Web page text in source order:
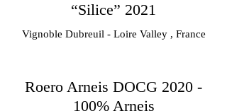
“Silice” 2021
Vignoble Dubreuil - Loire Valley , France
Roero Arneis DOCG 2020 -
100% Arneis